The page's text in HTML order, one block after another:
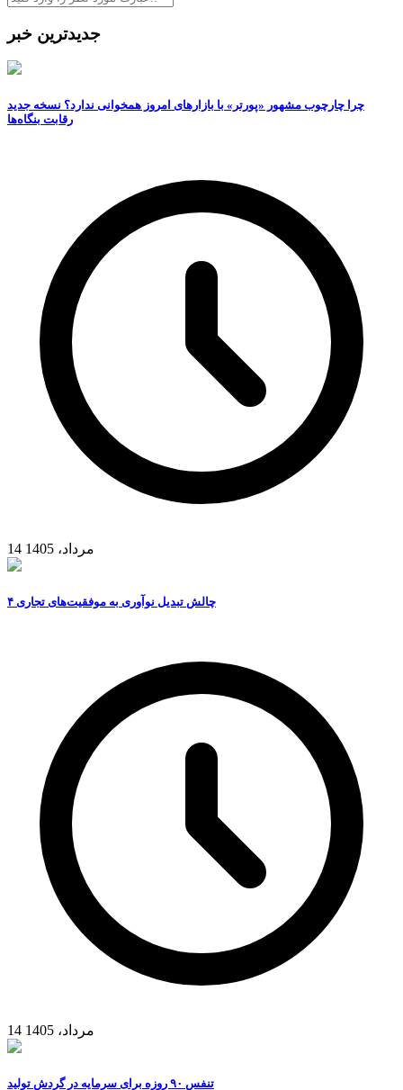
جدیدترین خبر
چرا چارچوب مشهور «پورتر» با بازارهای امروز همخوانی ندارد؟ نسخه جدید
رقابت‌ بنگاه‌ها
14 مرداد، 1405
۴ چالش تبدیل نوآوری به موفقیت‌های تجاری
14 مرداد، 1405
تنفس ۹۰ روزه برای سرمایه در گردش تولید